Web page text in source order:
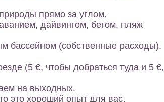
прямо за углом.
дайвингом, бегом, пляж
бассейном (собственные расходы).
(5 €, чтобы добраться туда и 5 €,
на выходных.
это хороший опыт для вас.